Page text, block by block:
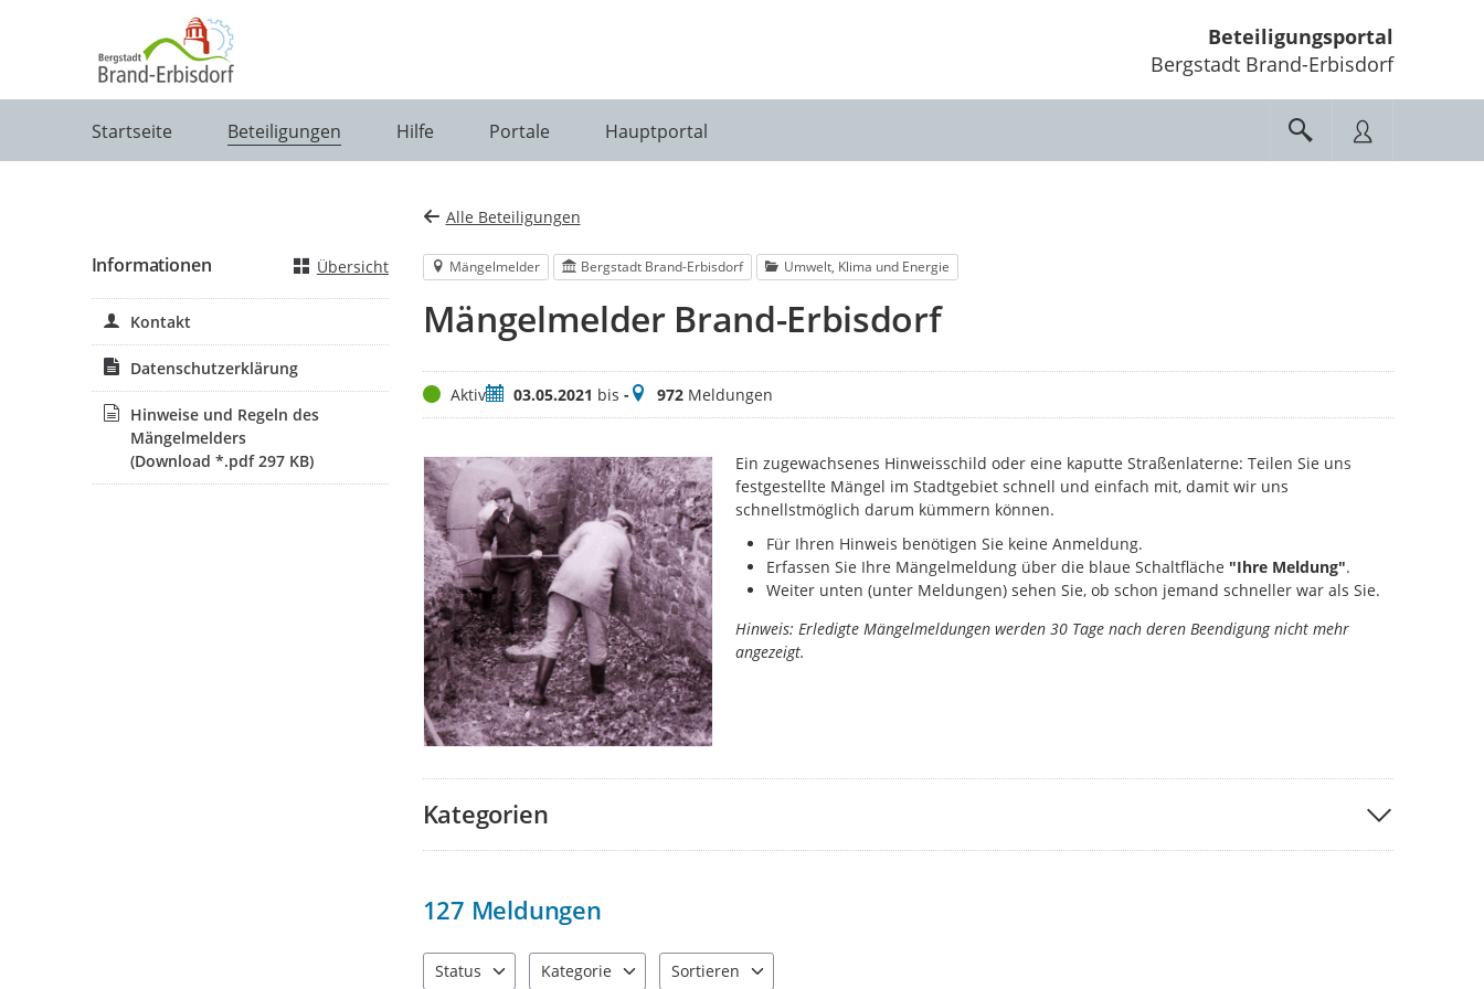
Beteiligungsportal
Bergstadt Brand-Erbisdorf
Startseite Beteiligungen Hilfe Portale Hauptportal
Alle Beteiligungen
Mängelmelder Bergstadt Brand-Erbisdorf Umwelt, Klima und Energie
Mängelmelder Brand-Erbisdorf
StatusAktivZeitraum
03.05.2021 bis -Meldungen
972Meldungen
Ein zugewachsenes Hinweisschild oder eine kaputte Straßenlaterne: Teilen Sie uns
festgestellte Mängel im Stadtgebiet schnell und einfach mit, damit wir uns
schnellstmöglich darum kümmern können.
Für Ihren Hinweis benötigen Sie keine Anmeldung.
Erfassen Sie Ihre Mängelmeldung über die blaue Schaltfläche "Ihre Meldung".
Weiter unten (unter Meldungen) sehen Sie, ob schon jemand schneller war als Sie.
Hinweis: Erledigte Mängelmeldungen werden 30 Tage nach deren Beendigung nicht mehr
angezeigt.
Kategorien
127 Meldungen
Status
Kategorie
Sortieren
Informationen Übersicht
Kontakt
Datenschutzerklärung
Hinweise und Regeln des
Mängelmelders
(Download *.pdf 297 KB)